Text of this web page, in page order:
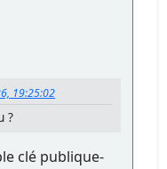
19:25:02
?
clé publique-